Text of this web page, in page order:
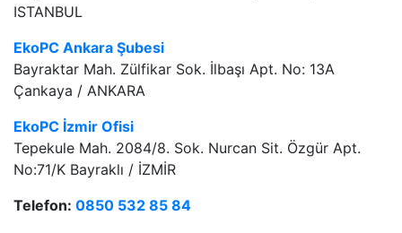
ISTANBUL
EkoPC Ankara Şubesi
Bayraktar Mah. Zülfikar Sok. İlbaşı Apt. No: 13A
Çankaya / ANKARA
EkoPC İzmir Ofisi
Tepekule Mah. 2084/8. Sok. Nurcan Sit. Özgür Apt.
No:71/K Bayraklı / İZMİR
Telefon: 0850 532 85 84